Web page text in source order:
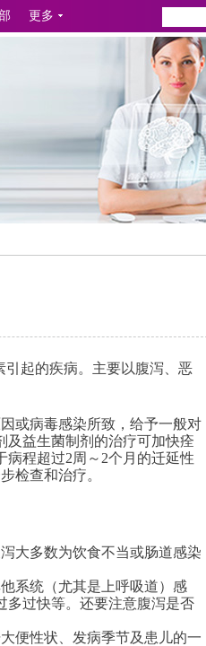
更多
起的疾病。主要以腹泻、恶
或病毒感染所致，给予一般对
及益生菌制剂的治疗可加快痊
程超过2周～2个月的迁延性
检查和治疗。
大多数为饮食不当或肠道感染
系统（尤其是上呼吸道）感
多过快等。还要注意腹泻是否
便性状、发病季节及患儿的一